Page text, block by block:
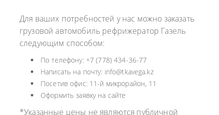
Для ваших потребностей у нас можно заказать
грузовой автомобиль рефрижератор Газель
следующим способом:
По телефону: +7 (778) 434-36-77
Написать на почту: info@tkavega.kz
Посетив офис: 11-й микрорайон, 11
Оформить заявку на сайте
*Указанные цены не являются публичной